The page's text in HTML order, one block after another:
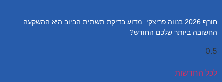
חורף 2026 בנווה פריצקי: מדוע בדיקת תשתית הביוב היא ההשקעה
החשובה ביותר שלכם החודש?
לכל החדשות